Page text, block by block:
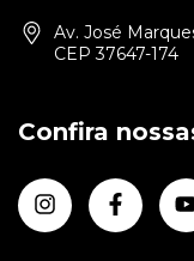
Av. José
CEP 37647-174
Confira